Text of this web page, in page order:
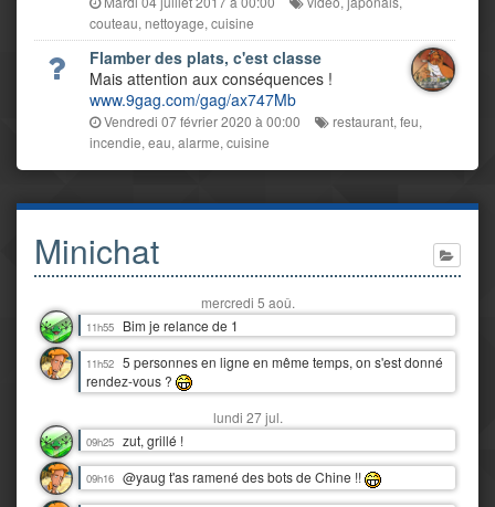
couteau, nettoyage, cuisine
Flamber des plats, c'est classe
Mais attention aux conséquences !
www.9gag.com/gag/ax747Mb
Vendredi 07 février 2020 à 00:00 restaurant, feu,
incendie, eau, alarme, cuisine
Minichat
mercredi 5 aoû.
11h55 Bim je relance de 1
11h52 5 personnes en ligne en même temps, on s'est donné
rendez-vous ?
lundi 27 jul.
09h25 zut, grillé !
09h16 @yaug t'as ramené des bots de Chine !!